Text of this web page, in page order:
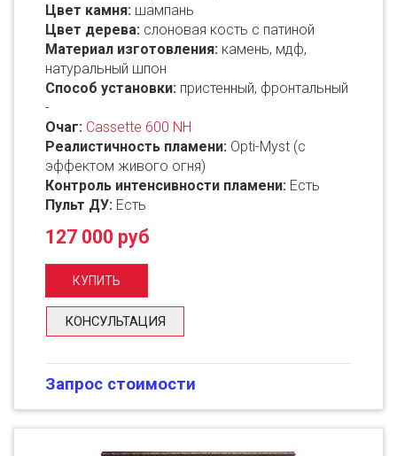
Цвет камня: шампань
Цвет дерева: слоновая кость с патиной
Материал изготовления: камень, мдф,
натуральный шпон
Способ установки: пристенный, фронтальный
-
Очаг: Cassette 600 NH
Реалистичность пламени: Opti-Myst (с
эффектом живого огня)
Контроль интенсивности пламени: Есть
Пульт ДУ: Есть
127 000 руб
КОНСУЛЬТАЦИЯ
Запрос стоимости